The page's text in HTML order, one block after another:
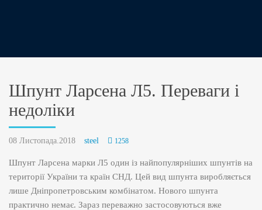
Шпунт Ларсена Л5. Переваги і
недоліки
08 Листопада.2018 steel 1258
Шпунт Ларсена марки Л5 один із найпопулярніших шпунтів на
території України та країн СНД. Цей вид шпунта виробляється
лише Дніпропетровським комбінатом. Нового шпунта
практично немає. Зараз переважно застосовуються вже